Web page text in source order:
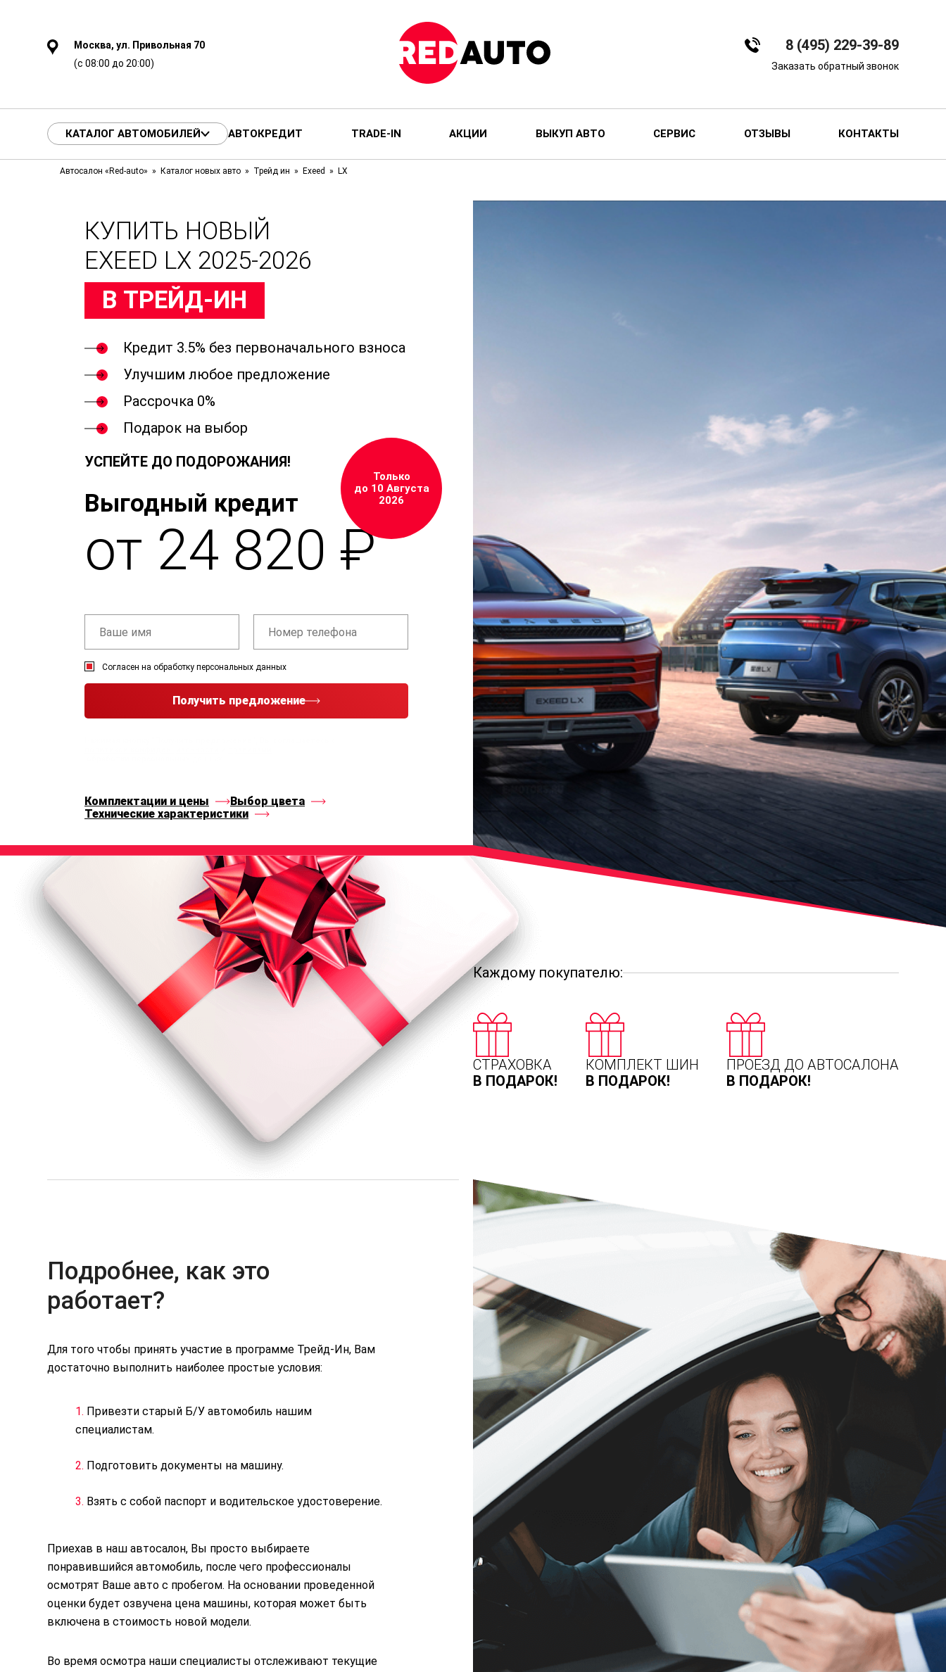
Москва, ул. Привольная 70
(с 08:00 до 20:00)
8 (495) 229-39-89
Заказать обратный звонок
КАТАЛОГ АВТОМОБИЛЕЙ АВТОКРЕДИТ TRADE-IN АКЦИИ ВЫКУП АВТО СЕРВИС ОТЗЫВЫ КОНТАКТЫ
Автосалон «Red-auto» Каталог новых авто Трейд ин Exeed LX
КУПИТЬ НОВЫЙ
EXEED LX 2025-2026
В ТРЕЙД-ИН
Кредит 3.5% без первоначального взноса
Улучшим любое предложение
Рассрочка 0%
Подарок на выбор
УСПЕЙТЕ ДО ПОДОРОЖАНИЯ!
Выгодный кредит
от 24 820 ₽
Только
до 10 Августа
2026
Согласен на обработку персональных данных
Получить предложение
Комплектации и цены
Выбор цвета
Технические характеристики
Каждому покупателю:
СТРАХОВКА
В ПОДАРОК!
КОМПЛЕКТ ШИН
В ПОДАРОК!
ПРОЕЗД ДО АВТОСАЛОНА
В ПОДАРОК!
Подробнее, как это
работает?
Для того чтобы принять участие в программе Трейд-Ин, Вам
достаточно выполнить наиболее простые условия:
1. Привезти старый Б/У автомобиль нашим
специалистам.
2. Подготовить документы на машину.
3. Взять с собой паспорт и водительское удостоверение.
Приехав в наш автосалон, Вы просто выбираете
понравившийся автомобиль, после чего профессионалы
осмотрят Ваше авто с пробегом. На основании проведенной
оценки будет озвучена цена машины, которая может быть
включена в стоимость новой модели.
Во время осмотра наши специалисты отслеживают текущие